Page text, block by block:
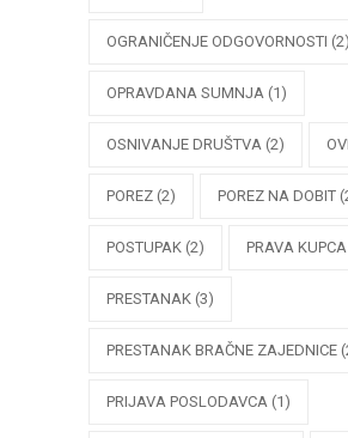
OGRANIČENJE ODGOVORNOSTI (2)
OPRAVDANA SUMNJA (1)
OSNIVANJE DRUŠTVA (2)
POREZ (2) POREZ NA DOBIT
POSTUPAK (2) PRAVA KUPCA
PRESTANAK (3)
PRESTANAK BRAČNE ZAJEDNICE
PRIJAVA POSLODAVCA (1)